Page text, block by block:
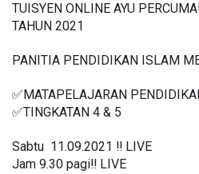
TUISYEN ONLINE AYU
TAHUN 2021
PANITIA PENDIDIKAN ISLAM
✅MATAPELAJARAN
✅TINGKATAN 4 & 5
Sabtu  11.09.2021 ‼️ LIVE
Jam 9.30 pagi‼️ LIVE